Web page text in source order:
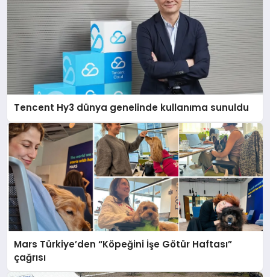
Tencent Hy3 dünya genelinde kullanıma sunuldu
Mars Türkiye’den “Köpeğini İşe Götür Haftası”
çağrısı